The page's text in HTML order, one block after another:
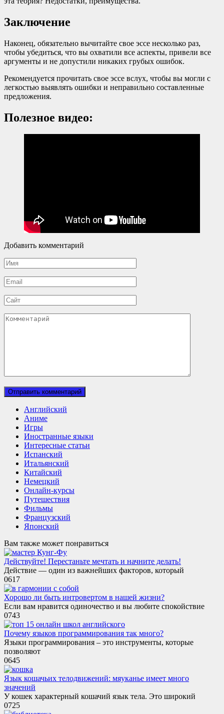
Заключение
Наконец, обязательно вычитайте свое эссе несколько раз,
чтобы убедиться, что вы охватили все аспекты, привели все
аргументы и не допустили никаких грубых ошибок.
Рекомендуется прочитать свое эссе вслух, чтобы вы могли с
легкостью выявлять ошибки и неправильно составленные
предложения.
Полезное видео:
Добавить комментарий
Имя
*
Email
*
Сайт
Комментарий
Английский
Аниме
Игры
Иностранные языки
Интересные статьи
Испанский
Итальянский
Китайский
Немецкий
Онлайн-курсы
Путешествия
Фильмы
Французский
Японский
Вам также может понравиться
Действуйте! Перестаньте мечтать и начните делать!
Действие — один из важнейших факторов, который
0617
Хорошо ли быть интровертом в нашей жизни?
Если вам нравится одиночество и вы любите спокойствие
0743
Почему языков программирования так много?
Языки программирования – это инструменты, которые
позволяют
0645
Язык кошачьих телодвижений: мяуканье имеет много
значений
У кошек характерный кошачий язык тела. Это широкий
0725